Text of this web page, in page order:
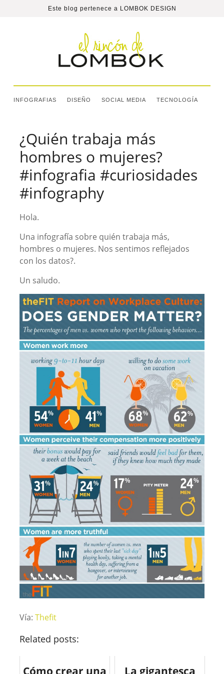
Este blog pertenece a LOMBOK DESIGN
INFOGRAFIAS DISEÑO SOCIAL MEDIA TECNOLOGÍA
¿Quién trabaja más
hombres o mujeres?
#infografia #curiosidades
#infography
Hola.
Una infografía sobre quién trabaja más,
hombres o mujeres. Nos sentimos reflejados
con los datos?.
Un saludo.
Vía: Thefit
Related posts:
Cómo crear una La gigantesca